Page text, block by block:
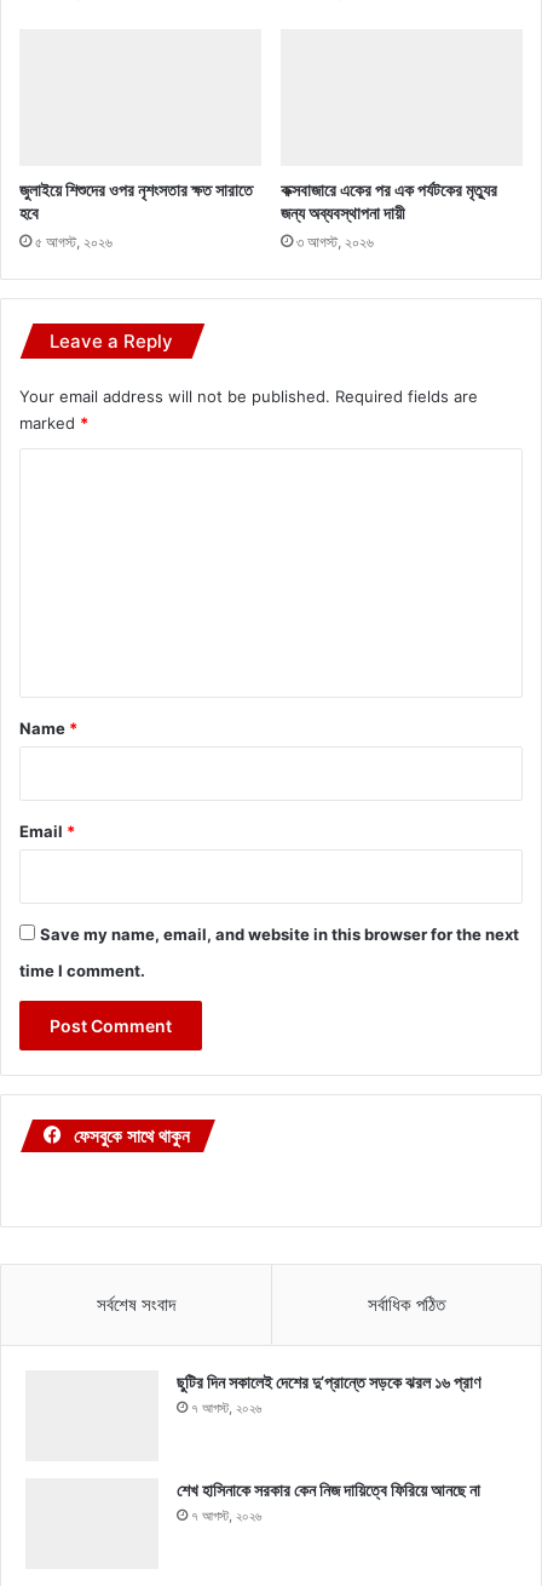
জুলাইয়ে শিশুদের ওপর নৃশংসতার ক্ষত সারাতে
হবে
৫ আগস্ট, ২০২৬
কক্সবাজারে একের পর এক পর্যটকের মৃত্যুর
জন্য অব্যবস্থাপনা দায়ী
৩ আগস্ট, ২০২৬
Leave a Reply
Your email address will not be published. Required fields are
marked *
*
Name *
Email *
Save my name, email, and website in this browser for the next
time I comment.
ফেসবুকে সাথে থাকুন
সর্বশেষ সংবাদ সর্বাধিক পঠিত
ছুটির দিন সকালেই দেশের দু’প্রান্তে সড়কে ঝরল ১৬ প্রাণ
৭ আগস্ট, ২০২৬
শেখ হাসিনাকে সরকার কেন নিজ দায়িত্বে ফিরিয়ে আনছে না
৭ আগস্ট, ২০২৬